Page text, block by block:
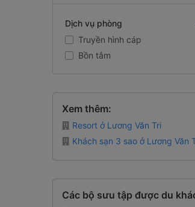
Dịch vụ phòng
Truyền hình cáp
Bồn tắm
Xem thêm:
Resort ở Lương Văn Tri
Khách sạn 3 sao ở Lương Văn
Các bộ sưu tập được du